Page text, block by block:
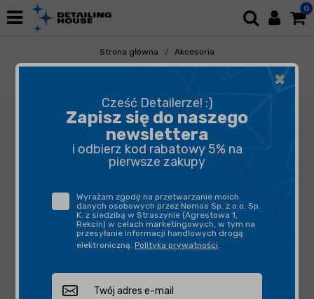
0
Strona główna
Akcesoria
Pozostałe Akcesoria
Gadżety
×
Cześć Detailerze! :)
Zapisz się do naszego
newslettera
i odbierz kod rabatowy 5% na
pierwsze zakupy
Wyrażam zgodę na przetwarzanie moich
danych osobowych przez Nomos Sp. z o.o. Sp.
K. z siedzibą w Straszynie (Agrestowa 1,
Rekcin) w celach marketingowych, w tym na
przesyłanie informacji handlowych drogą
elektroniczną. Polityka prywatności.